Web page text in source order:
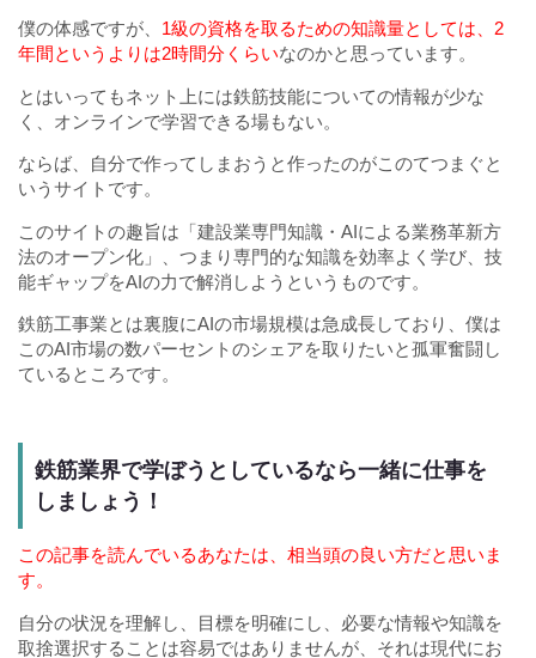
僕の体感ですが、 1級の資格を取るための知識量としては、2
年間というよりは2時間分くらいなのかと思っています。
とはいってもネット上には鉄筋技能についての情報が少な
く、オンラインで学習できる場もない。
ならば、自分で作ってしまおうと作ったのがこのてつまぐと
いうサイトです。
このサイトの趣旨は「建設業専門知識・AIによる業務革新方
法のオープン化」、つまり専門的な知識を効率よく学び、技
能ギャップをAIの力で解消しようというものです。
鉄筋工事業とは裏腹にAIの市場規模は急成長しており、僕は
このAI市場の数パーセントのシェアを取りたいと孤軍奮闘し
ているところです。
鉄筋業界で学ぼうとしているなら一緒に仕事を
しましょう！
この記事を読んでいるあなたは、相当頭の良い方だと思いま
す。
自分の状況を理解し、目標を明確にし、必要な情報や知識を
取捨選択することは容易ではありませんが、それは現代にお